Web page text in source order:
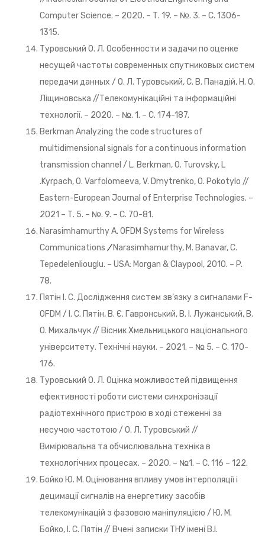
Computer Science. – 2020. – Т. 19. – №. 3. – С. 1306-
1315.
Туровський О. Л. Особенности и задачи по оценке
несущей частоты современных спутниковых систем
передачи данных / О. Л. Туровський, С. В. Панадій, Н. О.
Ліщиновська //Телекомунікаційні та інформаційні
технології. – 2020. – №. 1. – С. 174-187.
Berkman Analyzing the code structures of
multidimensional signals for a continuous information
transmission channel / L. Berkman, O. Turovsky, L
.Kyrpach, O. Varfolomeeva, V. Dmytrenko, O. Pokotylo //
Eastern-European Journal of Enterprise Technologies. –
2021 – Т. 5. – №. 9. – С. 70-81.
Narasimhamurthy A. OFDM Systems for Wireless
Communications /Narasimhamurthy, M. Banavar, C.
Tepedelenliouglu. – USA: Morgan & Claypool, 2010. – P.
78.
Пятін І. С. Дослідження систем зв’язку з сигналами F-
OFDM / І. С. Пятін, В. Є. Гавронський, В. І. Лужанський, В.
О. Михальчук // Вісник Хмельницького національного
університету. Технічні науки. – 2021. – № 5. – С. 170-
176.
Туровський О. Л. Оцінка можливостей підвищення
ефективності роботи системи синхронізації
радіотехнічного пристрою в ході стеженні за
несучою частотою / О. Л. Туровський //
Вимірювальна та обчислювальна техніка в
технологічних процесах. – 2020. – №1. – С. 116 – 122.
Бойко Ю. М. Оцінювання впливу умов інтерполяції і
децимації сигналів на енергетику засобів
телекомунікацій з фазовою маніпуляцією / Ю. М.
Бойко, І. С. Пятін // Вчені записки ТНУ імені В.І.